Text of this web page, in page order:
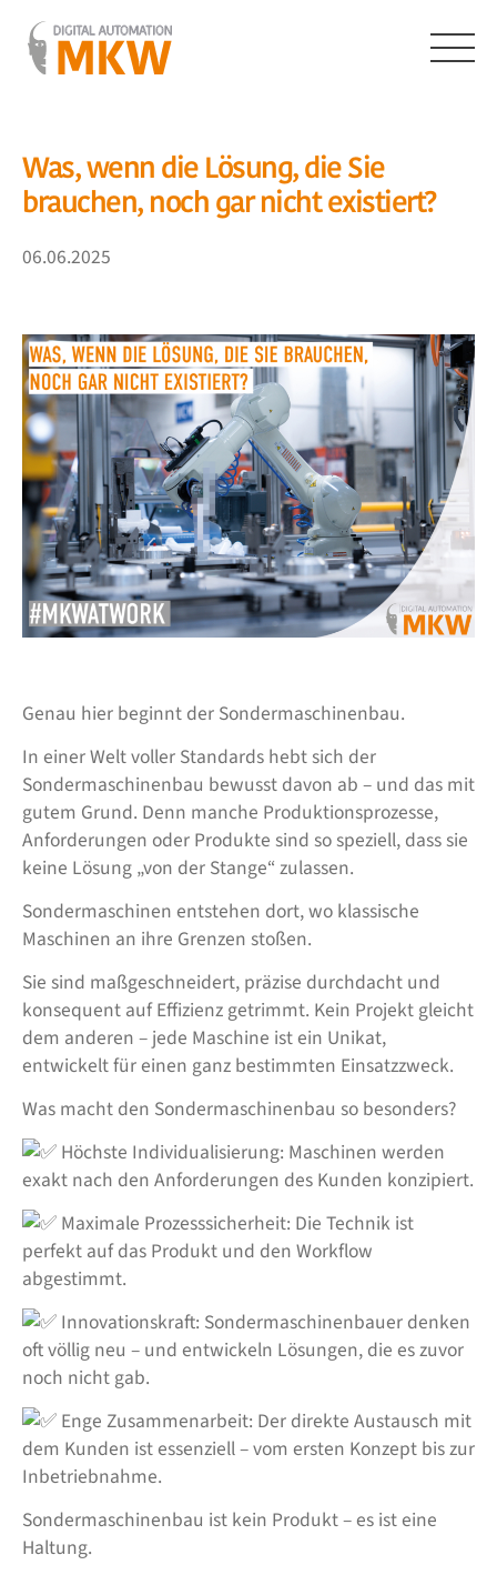
Inhalt
springen
Was, wenn die Lösung, die Sie
brauchen, noch gar nicht existiert?
06.06.2025
Genau hier beginnt der Sondermaschinenbau.
In einer Welt voller Standards hebt sich der
Sondermaschinenbau bewusst davon ab – und das mit
gutem Grund. Denn manche Produktionsprozesse,
Anforderungen oder Produkte sind so speziell, dass sie
keine Lösung „von der Stange“ zulassen.
Sondermaschinen entstehen dort, wo klassische
Maschinen an ihre Grenzen stoßen.
Sie sind maßgeschneidert, präzise durchdacht und
konsequent auf Effizienz getrimmt. Kein Projekt gleicht
dem anderen – jede Maschine ist ein Unikat,
entwickelt für einen ganz bestimmten Einsatzzweck.
Was macht den Sondermaschinenbau so besonders?
Höchste Individualisierung: Maschinen werden
exakt nach den Anforderungen des Kunden konzipiert.
Maximale Prozesssicherheit: Die Technik ist
perfekt auf das Produkt und den Workflow
abgestimmt.
Innovationskraft: Sondermaschinenbauer denken
oft völlig neu – und entwickeln Lösungen, die es zuvor
noch nicht gab.
Enge Zusammenarbeit: Der direkte Austausch mit
dem Kunden ist essenziell – vom ersten Konzept bis zur
Inbetriebnahme.
Sondermaschinenbau ist kein Produkt – es ist eine
Haltung.